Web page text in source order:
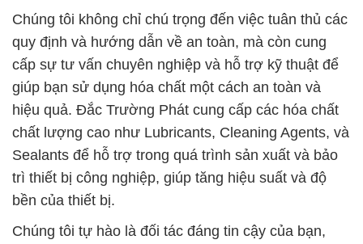
Chúng tôi không chỉ chú trọng đến việc tuân thủ các
quy định và hướng dẫn về an toàn, mà còn cung
cấp sự tư vấn chuyên nghiệp và hỗ trợ kỹ thuật để
giúp bạn sử dụng hóa chất một cách an toàn và
hiệu quả. Đắc Trường Phát cung cấp các hóa chất
chất lượng cao như Lubricants, Cleaning Agents, và
Sealants để hỗ trợ trong quá trình sản xuất và bảo
trì thiết bị công nghiệp, giúp tăng hiệu suất và độ
bền của thiết bị.
Chúng tôi tự hào là đối tác đáng tin cậy của bạn,